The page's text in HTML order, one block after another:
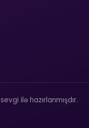
ilə hazırlanmışdır.